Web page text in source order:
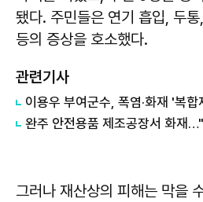
됐다. 주민들은 연기 흡입, 두
등의 증상을 호소했다.
관련기사
이용우 부여군수, 폭염·화재 '복
완주 안전용품 제조공장서 화재
그러나 재산상의 피해는 막을